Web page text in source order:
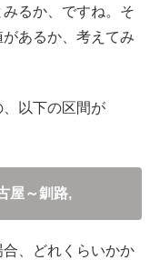
るか、ですね。そ
あるか、考えてみ
以下の区間が
屋～釧路,
合、どれくらいかか